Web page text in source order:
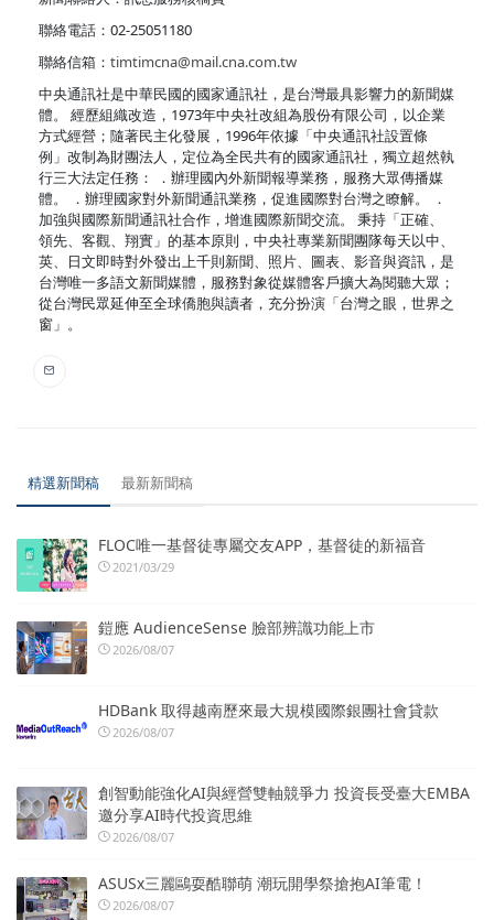
聯絡電話：02-25051180
聯絡信箱： timtimcna@mail.cna.com.tw
中央通訊社是中華民國的國家通訊社，是台灣最具影響力的新聞媒
體。 經歷組織改造，1973年中央社改組為股份有限公司，以企業
方式經營；隨著民主化發展，1996年依據「中央通訊社設置條
例」改制為財團法人，定位為全民共有的國家通訊社，獨立超然執
行三大法定任務： ．辦理國內外新聞報導業務，服務大眾傳播媒
體。 ．辦理國家對外新聞通訊業務，促進國際對台灣之瞭解。 ．
加強與國際新聞通訊社合作，增進國際新聞交流。 秉持「正確、
領先、客觀、翔實」的基本原則，中央社專業新聞團隊每天以中、
英、日文即時對外發出上千則新聞、照片、圖表、影音與資訊，是
台灣唯一多語文新聞媒體，服務對象從媒體客戶擴大為閱聽大眾；
從台灣民眾延伸至全球僑胞與讀者，充分扮演「台灣之眼，世界之
窗」。
精選新聞稿 最新新聞稿
FLOC唯一基督徒專屬交友APP，基督徒的新福音
2021/03/29
鎧應 AudienceSense 臉部辨識功能上市
2026/08/07
HDBank 取得越南歷來最大規模國際銀團社會貸款
2026/08/07
創智動能強化AI與經營雙軸競爭力 投資長受臺大EMBA
邀分享AI時代投資思維
2026/08/07
ASUSx三麗鷗耍酷聯萌 潮玩開學祭搶抱AI筆電！
2026/08/07